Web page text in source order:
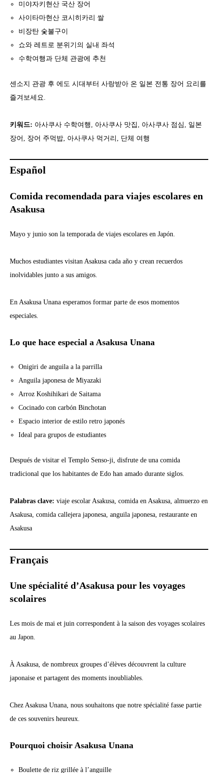
미야자키현산 국산 장어
사이타마현산 코시히카리 쌀
비장탄 숯불구이
쇼와 레트로 분위기의 실내 좌석
수학여행과 단체 관광에 추천
센소지 관광 후 에도 시대부터 사랑받아 온 일본 전통 장어 요리를
즐겨보세요.
키워드: 아사쿠사 수학여행, 아사쿠사 맛집, 아사쿠사 점심, 일본
장어, 장어 주먹밥, 아사쿠사 먹거리, 단체 여행
Español
Comida recomendada para viajes escolares en
Asakusa
Mayo y junio son la temporada de viajes escolares en Japón.
Muchos estudiantes visitan Asakusa cada año y crean recuerdos
inolvidables junto a sus amigos.
En Asakusa Unana esperamos formar parte de esos momentos
especiales.
Lo que hace especial a Asakusa Unana
Onigiri de anguila a la parrilla
Anguila japonesa de Miyazaki
Arroz Koshihikari de Saitama
Cocinado con carbón Binchotan
Espacio interior de estilo retro japonés
Ideal para grupos de estudiantes
Después de visitar el Templo Senso-ji, disfrute de una comida
tradicional que los habitantes de Edo han amado durante siglos.
Palabras clave: viaje escolar Asakusa, comida en Asakusa, almuerzo en
Asakusa, comida callejera japonesa, anguila japonesa, restaurante en
Asakusa
Français
Une spécialité d’Asakusa pour les voyages
scolaires
Les mois de mai et juin correspondent à la saison des voyages scolaires
au Japon.
À Asakusa, de nombreux groupes d’élèves découvrent la culture
japonaise et partagent des moments inoubliables.
Chez Asakusa Unana, nous souhaitons que notre spécialité fasse partie
de ces souvenirs heureux.
Pourquoi choisir Asakusa Unana
Boulette de riz grillée à l’anguille